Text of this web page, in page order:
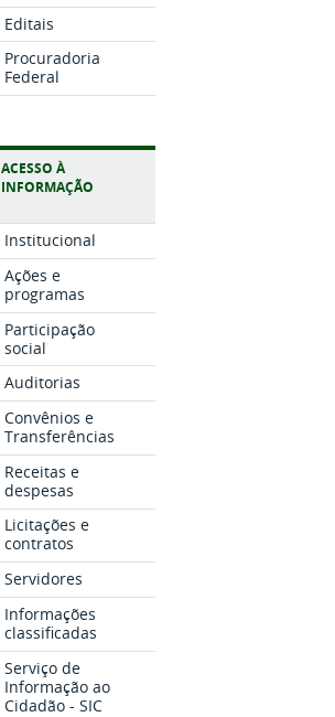
Editais
Procuradoria
Federal
ACESSO À
INFORMAÇÃO
Institucional
Ações e
programas
Participação
social
Auditorias
Convênios e
Transferências
Receitas e
despesas
Licitações e
contratos
Servidores
Informações
classificadas
Serviço de
Informação ao
Cidadão - SIC